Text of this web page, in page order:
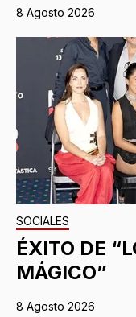
8 Agosto 2026
SOCIALES
ÉXITO DE
MÁGICO”
8 Agosto 2026